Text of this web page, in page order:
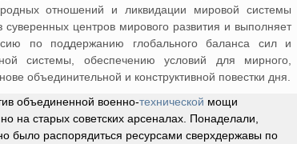
отношений и ликвидации мировой системы
суверенных центров мирового развития и выполняет
по поддержанию глобального баланса сил и
системы, обеспечению условий для мирного,
объединительной и конструктивной повестки дня.
объединенной военно-технической мощи
на старых советских арсеналах. Понаделали,
было распорядиться ресурсами сверхдержавы по